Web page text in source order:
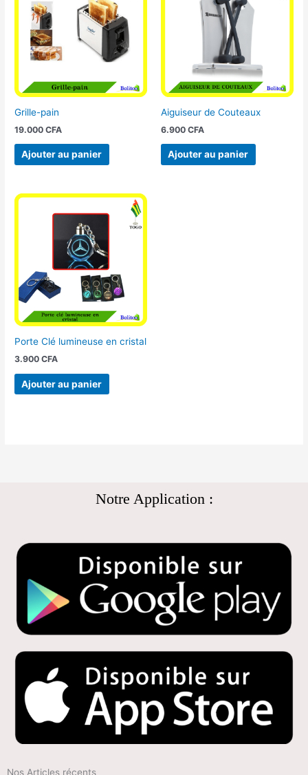
Grille-pain
19.000CFA
Ajouter au panier
Aiguiseur de Couteaux
6.900 CFA
Ajouter au panier
Porte Clé lumineuse en cristal
3.900CFA
Ajouter au panier
Notre Application :
Nos Articles récents